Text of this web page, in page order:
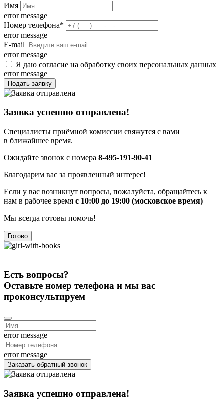
Имя
error message
Номер телефона*
error message
E-mail
error message
Я даю согласие на обработку своих персональных данных
error message
Подать заявку
Заявка успешно отправлена!
Специалисты приёмной комиссии свяжутся с вами
в ближайшее время.
Ожидайте звонок с номера 8-495-191-90-41
Благодарим вас за проявленный интерес!
Если у вас возникнут вопросы, пожалуйста, обращайтесь к
нам в рабочее время с 10:00 до 19:00 (московское время)
Мы всегда готовы помочь!
Готово
Есть вопросы?
Оставьте номер телефона и мы вас
проконсультируем
error message
error message
Заказать обратный звонок
Заявка успешно отправлена!